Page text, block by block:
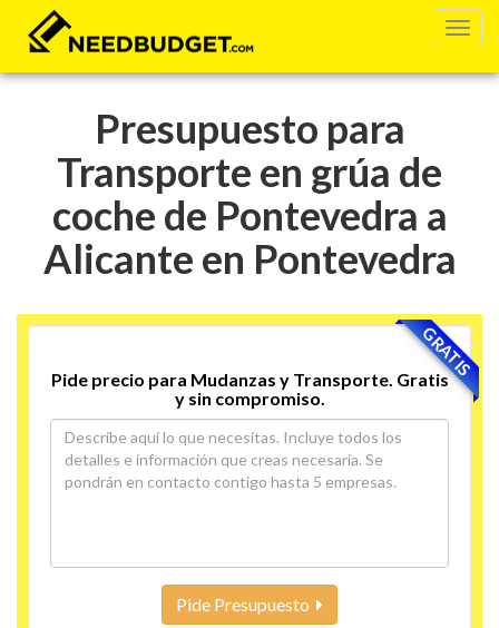
Presupuesto para
Transporte en grúa de
coche de Pontevedra a
Alicante en Pontevedra
GRATIS
Pide precio para Mudanzas y Transporte. Gratis
y sin compromiso.
Pide Presupuesto